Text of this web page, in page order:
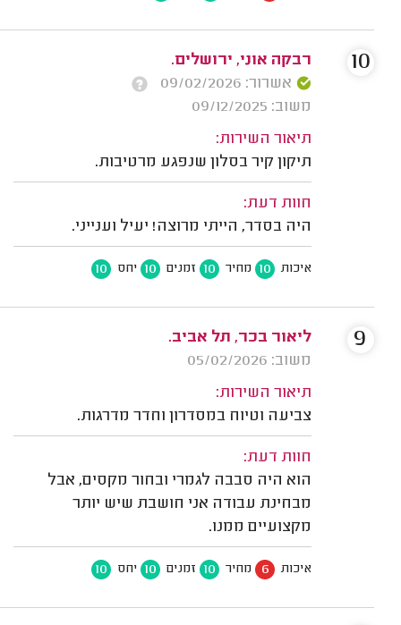
רבקה אוני, ירושלים.
אשרור: 09/02/2026
משוב: 09/12/2025
תיאור השירות:
תיקון קיר בסלון שנפגע מרטיבות.
חוות דעת:
היה בסדר, הייתי מרוצה! יעיל וענייני.
איכות 10 מחיר 10 זמנים 10 יחס 10
10
ליאור בכר, תל אביב.
משוב: 05/02/2026
תיאור השירות:
צביעה וטיוח במסדרון וחדר מדרגות.
חוות דעת:
הוא היה סבבה לגמרי ובחור מקסים, אבל
מבחינת עבודה אני חושבת שיש יותר
מקצועיים ממנו.
איכות 6 מחיר 10 זמנים 10 יחס 10
9